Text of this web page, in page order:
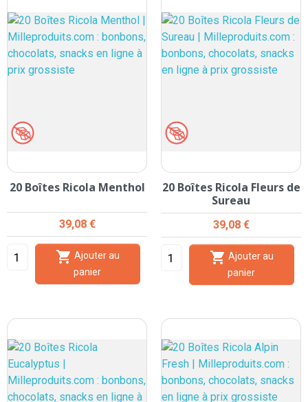
20 Boîtes Ricola Menthol
Prix
39,08 €

panier
20 Boîtes Ricola Fleurs de
Sureau
Prix
39,08 €

panier